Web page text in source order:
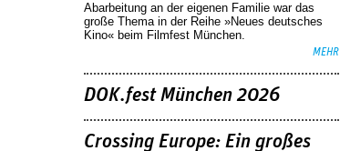
Abarbeitung an der eigenen Familie war das
große Thema in der Reihe »Neues deutsches
Kino« beim Filmfest München.
MEHR
DOK.fest München 2026
Crossing Europe: Ein großes